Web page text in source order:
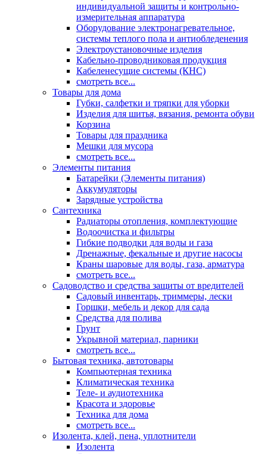
индивидуальной защиты и контрольно-
измерительная аппаратура
Оборудование электронагревательное,
системы теплого пола и антиобледенения
Электроустановочные изделия
Кабельно-проводниковая продукция
Кабеленесущие системы (КНС)
смотреть все...
Товары для дома
Губки, салфетки и тряпки для уборки
Изделия для шитья, вязания, ремонта обуви
Корзина
Товары для праздника
Мешки для мусора
смотреть все...
Элементы питания
Батарейки (Элементы питания)
Аккумуляторы
Зарядные устройства
Сантехника
Радиаторы отопления, комплектующие
Водоочистка и фильтры
Гибкие подводки для воды и газа
Дренажные, фекальные и другие насосы
Краны шаровые для воды, газа, арматура
смотреть все...
Садоводство и средства защиты от вредителей
Садовый инвентарь, триммеры, лески
Горшки, мебель и декор для сада
Средства для полива
Грунт
Укрывной материал, парники
смотреть все...
Бытовая техника, автотовары
Компьютерная техника
Климатическая техника
Теле- и аудиотехника
Красота и здоровье
Техника для дома
смотреть все...
Изолента, клей, пена, уплотнители
Изолента